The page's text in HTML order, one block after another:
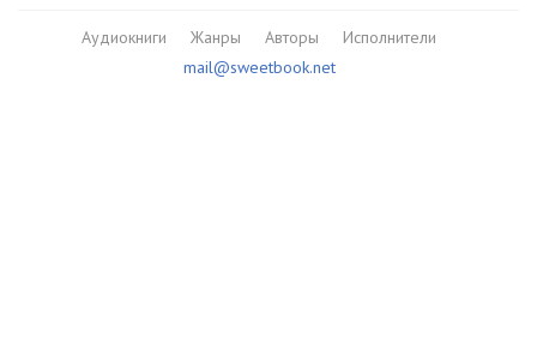
Аудиокниги Жанры Авторы
Исполнители
mail@sweetbook.net